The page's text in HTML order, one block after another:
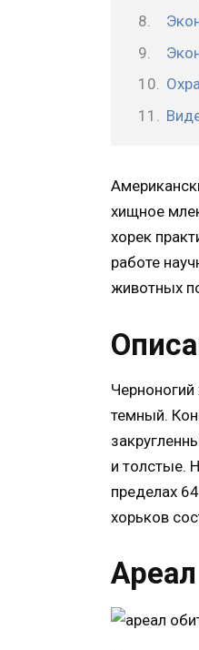
хищное
хорек
работе
животных
темный.
и толстые.
пределах
хорьков
Ареал